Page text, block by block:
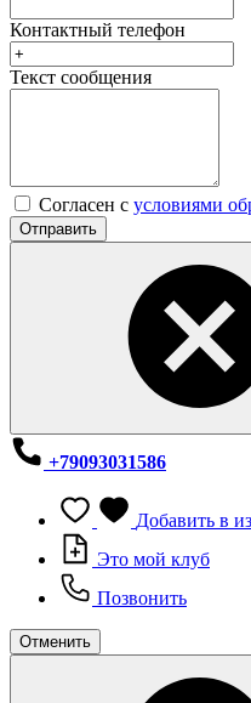
Контактный телефон
Текст сообщения
Согласен с условиями
Отправить
+79093031586
Добавить в
Это мой клуб
Позвонить
Отменить